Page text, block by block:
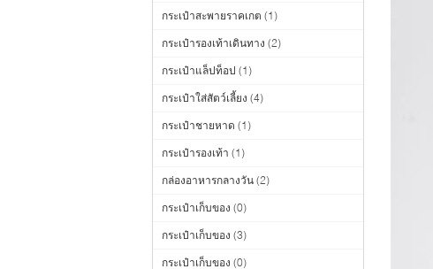
กระเป๋าสะพายราคเกต (1)
กระเป๋ารองเท้าเดินทาง (2)
กระเป๋าแล็ปท็อป (1)
กระเป๋าใส่สัตว์เลี้ยง (4)
กระเป๋าชายหาด (1)
กระเป๋ารองเท้า (1)
กล่องอาหารกลางวัน (2)
กระเป๋าเก็บของ (0)
กระเป๋าเก็บของ (3)
กระเป๋าเก็บของ (0)